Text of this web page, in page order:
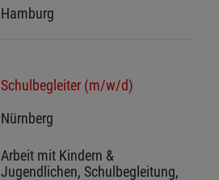
Hamburg
Schulbegleiter (m/w/d)
Nürnberg
Arbeit mit Kindern &
Jugendlichen, Schulbegleitung,